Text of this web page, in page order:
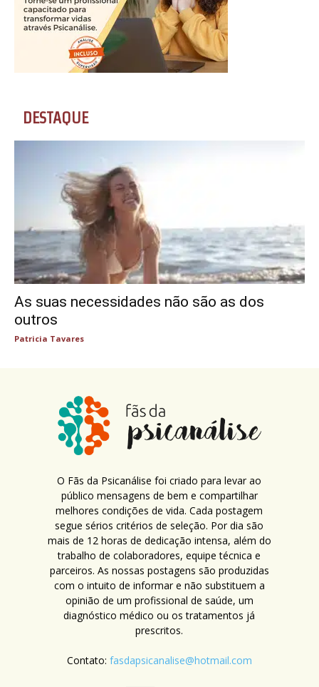
DESTAQUE
As suas necessidades não são as dos
outros
Patricia Tavares
O Fãs da Psicanálise foi criado para levar ao
público mensagens de bem e compartilhar
melhores condições de vida. Cada postagem
segue sérios critérios de seleção. Por dia são
mais de 12 horas de dedicação intensa, além do
trabalho de colaboradores, equipe técnica e
parceiros. As nossas postagens são produzidas
com o intuito de informar e não substituem a
opinião de um profissional de saúde, um
diagnóstico médico ou os tratamentos já
prescritos.
Contato: fasdapsicanalise@hotmail.com